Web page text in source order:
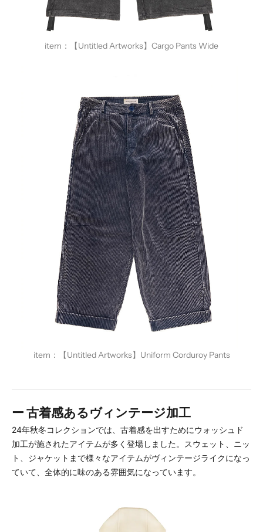
item： 【Untitled Artworks】Cargo Pants Wide
item ： 【Untitled Artworks】Uniform Corduroy Pants
ー 古着感あるヴィンテージ加工
24年秋冬コレクションでは、古着感を出すためにウォッシュド
加工が施されたアイテムが多く登場しました。スウェット、ニッ
ト、ジャケットまで様々なアイテムがヴィンテージライクになっ
ていて、全体的に味のある雰囲気になっています。